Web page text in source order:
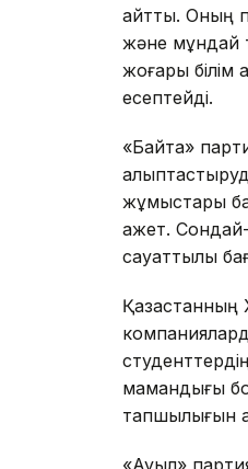
айтты. Оның
және мұндай
жоғары білім
есептейді.
«Байтақ»
жұмыстары
қажет.
сауаттылық
мамандығы
тапшылығын
«Ауыл»